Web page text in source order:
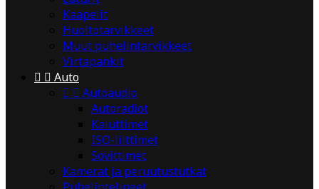
Kaapelit
Huoltotarvikkeet
Muut puhelintarvikkeet
Virtapankit
  Auto
  Autoaudio
Autoradiot
Kaiuttimet
ISO-liittimet
Sovittimet
Kamerat ja peruutustutkat